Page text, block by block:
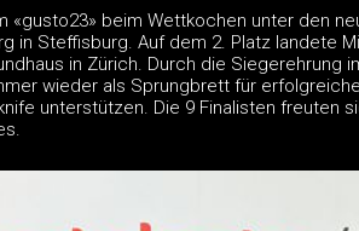
beim Wettkochen unter den
in Steffisburg. Auf dem 2. Platz landete
in Zürich. Durch die Siegerehrung
wieder als Sprungbrett für
unterstützen. Die 9 Finalisten freuten